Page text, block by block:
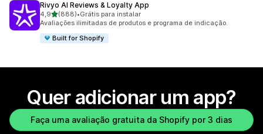
Rivyo AI Reviews & Loyalty App
4,9de 5 estrelas
(888)
888 avaliações ao todo
•Grátis para instalar
Avaliações ilimitadas de produtos e programa de indicação.
Built for Shopify
Quer adicionar um app?
Faça uma avaliação gratuita da Shopify por 3 dias